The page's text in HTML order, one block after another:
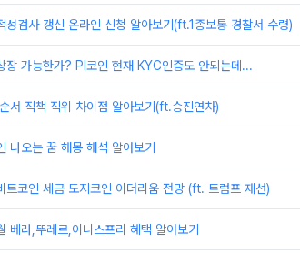
성검사 갱신 온라인 신청 알아보기(ft.1종보통 경찰서 수령)
장 가능한가? PI코인 현재 KYC인증도 안되는데...
서 직책 직위 차이점 알아보기(ft.승진연차)
나오는 꿈 해몽 해석 알아보기
트코인 세금 도지코인 이더리움 전망 (ft. 트럼프 재선)
베라,뚜레르,이니스프리 혜택 알아보기